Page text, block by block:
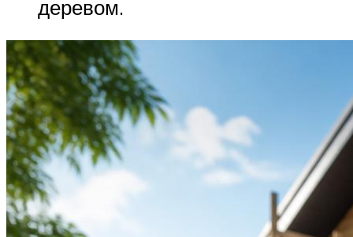
деревом.